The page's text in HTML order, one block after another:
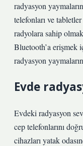
radyasyon
telefonları ve
radyolara sahip
Bluetooth’a erişmek
radyasyon
Evde
Evdeki radyasyon
cep telefonlarını
cihazları yatak